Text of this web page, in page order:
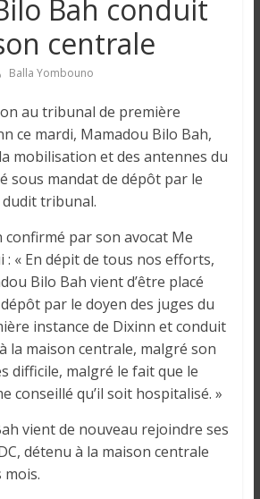
Bah conduit
centrale
Balla Yombouno
au tribunal de première
ce mardi, Mamadou Bilo Bah,
mobilisation et des antennes du
sous mandat de dépôt par le
tribunal.
par son avocat Me
: « En dépit de tous nos efforts,
Bilo Bah vient d’être placé
par le doyen des juges du
instance de Dixinn et conduit
la maison centrale, malgré son
difficile, malgré le fait que le
conseillé qu’il soit hospitalisé. »
vient de nouveau rejoindre ses
détenu à la maison centrale